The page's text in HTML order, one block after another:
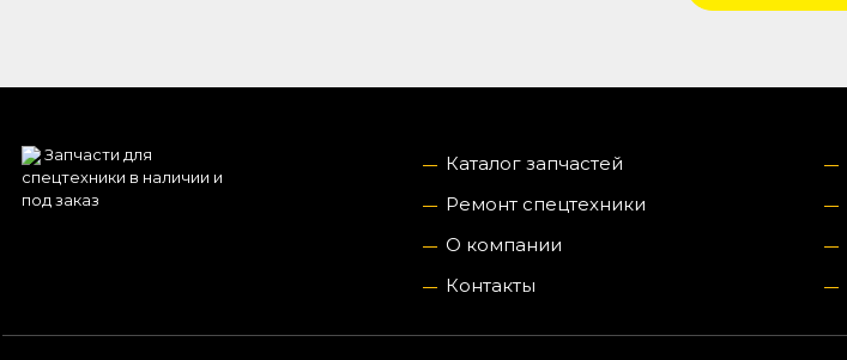
Запчасти для
спецтехники в наличии и
под заказ
Каталог запчастей
Ремонт спецтехники
О компании
Контакты